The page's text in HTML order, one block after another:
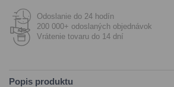
Odoslanie do 24 hodín
200 000+ odoslaných objednávok
Vrátenie tovaru do 14 dní
Popis produktu